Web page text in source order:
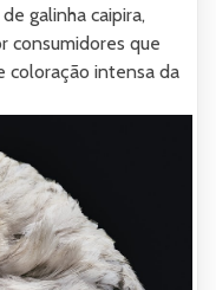
galinha caipira,
consumidores que
coloração intensa da